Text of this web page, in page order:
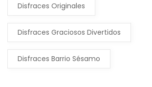
Disfraces Originales
Disfraces Graciosos Divertidos
Disfraces Barrio Sésamo